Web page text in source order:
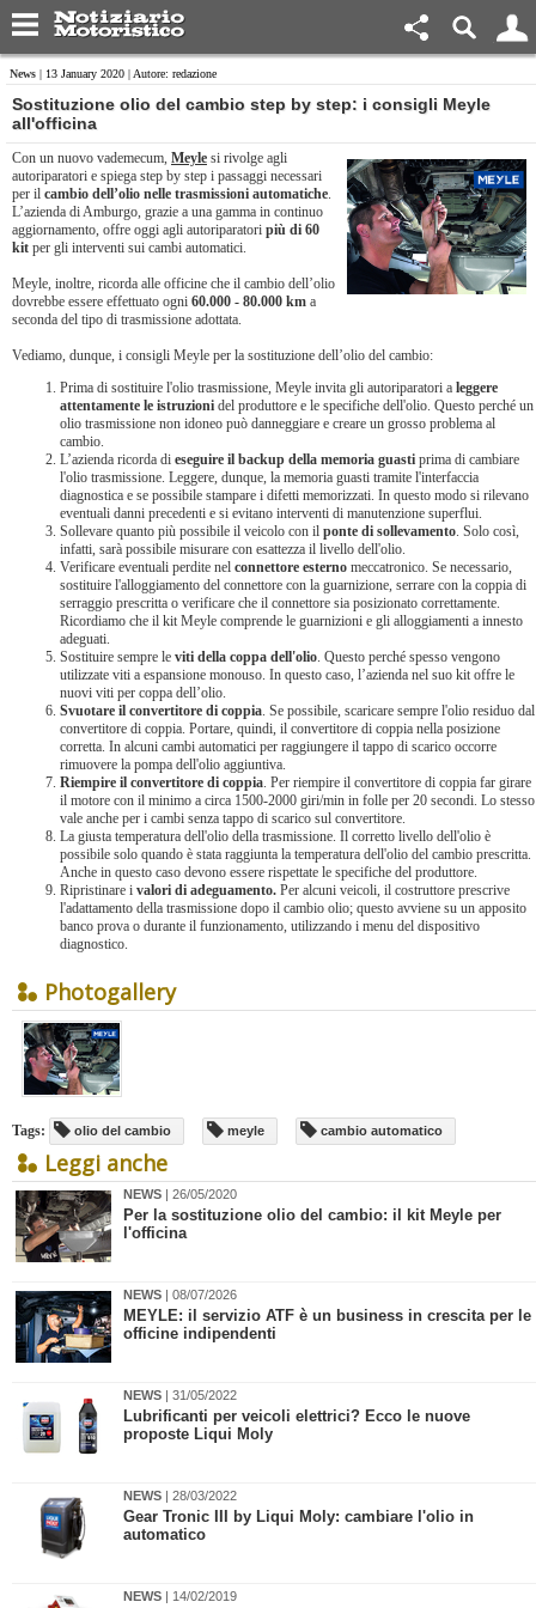
News | 13 January 2020 | Autore: redazione
Sostituzione olio del cambio step by step: i consigli Meyle
all'officina
Con un nuovo vademecum, Meyle si rivolge agli
autoriparatori e spiega step by step i passaggi necessari
per il cambio dell’olio nelle trasmissioni automatiche.
L’azienda di Amburgo, grazie a una gamma in continuo
aggiornamento, offre oggi agli autoriparatori più di 60
kit per gli interventi sui cambi automatici.
Meyle, inoltre, ricorda alle officine che il cambio dell’olio
dovrebbe essere effettuato ogni 60.000 - 80.000 km a
seconda del tipo di trasmissione adottata.
Vediamo, dunque, i consigli Meyle per la sostituzione dell’olio del cambio:
Prima di sostituire l'olio trasmissione, Meyle invita gli autoriparatori a leggere
attentamente le istruzioni del produttore e le specifiche dell'olio. Questo perché un
olio trasmissione non idoneo può danneggiare e creare un grosso problema al
cambio.
L’azienda ricorda di eseguire il backup della memoria guasti prima di cambiare
l'olio trasmissione. Leggere, dunque, la memoria guasti tramite l'interfaccia
diagnostica e se possibile stampare i difetti memorizzati. In questo modo si rilevano
eventuali danni precedenti e si evitano interventi di manutenzione superflui.
Sollevare quanto più possibile il veicolo con il ponte di sollevamento. Solo così,
infatti, sarà possibile misurare con esattezza il livello dell'olio.
Verificare eventuali perdite nel connettore esterno meccatronico. Se necessario,
sostituire l'alloggiamento del connettore con la guarnizione, serrare con la coppia di
serraggio prescritta o verificare che il connettore sia posizionato correttamente.
Ricordiamo che il kit Meyle comprende le guarnizioni e gli alloggiamenti a innesto
adeguati.
Sostituire sempre le viti della coppa dell'olio. Questo perché spesso vengono
utilizzate viti a espansione monouso. In questo caso, l’azienda nel suo kit offre le
nuovi viti per coppa dell’olio.
Svuotare il convertitore di coppia. Se possibile, scaricare sempre l'olio residuo dal
convertitore di coppia. Portare, quindi, il convertitore di coppia nella posizione
corretta. In alcuni cambi automatici per raggiungere il tappo di scarico occorre
rimuovere la pompa dell'olio aggiuntiva.
Riempire il convertitore di coppia. Per riempire il convertitore di coppia far girare
il motore con il minimo a circa 1500-2000 giri/min in folle per 20 secondi. Lo stesso
vale anche per i cambi senza tappo di scarico sul convertitore.
La giusta temperatura dell'olio della trasmissione. Il corretto livello dell'olio è
possibile solo quando è stata raggiunta la temperatura dell'olio del cambio prescritta.
Anche in questo caso devono essere rispettate le specifiche del produttore.
Ripristinare i valori di adeguamento. Per alcuni veicoli, il costruttore prescrive
l'adattamento della trasmissione dopo il cambio olio; questo avviene su un apposito
banco prova o durante il funzionamento, utilizzando i menu del dispositivo
diagnostico.
Photogallery
Tags: olio del cambio meyle cambio automatico
Leggi anche
NEWS | 26/05/2020
​Per la sostituzione olio del cambio: il kit Meyle per
l'officina
NEWS | 08/07/2026
MEYLE: il servizio ATF è un business in crescita per le
officine indipendenti
NEWS | 31/05/2022
Lubrificanti per veicoli elettrici? Ecco le nuove
proposte Liqui Moly
NEWS | 28/03/2022
Gear Tronic III by Liqui Moly: cambiare l'olio in
automatico
NEWS | 14/02/2019